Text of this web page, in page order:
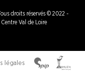
droits réservés © 2022 -
Val de Loire
légales